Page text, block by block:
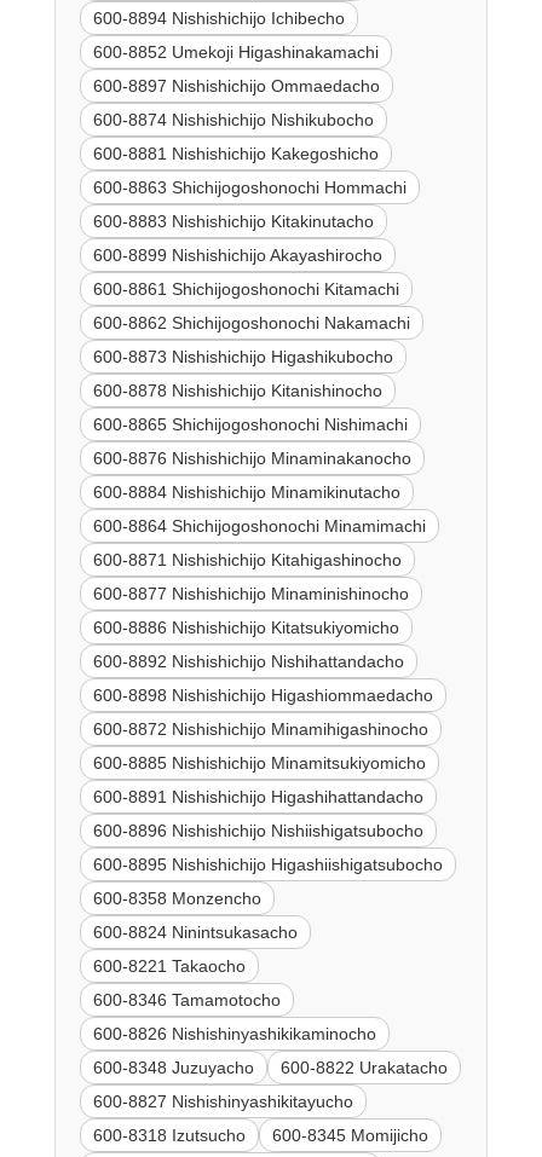
600-8894 Nishishichijo Ichibecho
600-8852 Umekoji Higashinakamachi
600-8897 Nishishichijo Ommaedacho
600-8874 Nishishichijo Nishikubocho
600-8881 Nishishichijo Kakegoshicho
600-8863 Shichijogoshonochi Hommachi
600-8883 Nishishichijo Kitakinutacho
600-8899 Nishishichijo Akayashirocho
600-8861 Shichijogoshonochi Kitamachi
600-8862 Shichijogoshonochi Nakamachi
600-8873 Nishishichijo Higashikubocho
600-8878 Nishishichijo Kitanishinocho
600-8865 Shichijogoshonochi Nishimachi
600-8876 Nishishichijo Minaminakanocho
600-8884 Nishishichijo Minamikinutacho
600-8864 Shichijogoshonochi Minamimachi
600-8871 Nishishichijo Kitahigashinocho
600-8877 Nishishichijo Minaminishinocho
600-8886 Nishishichijo Kitatsukiyomicho
600-8892 Nishishichijo Nishihattandacho
600-8898 Nishishichijo Higashiommaedacho
600-8872 Nishishichijo Minamihigashinocho
600-8885 Nishishichijo Minamitsukiyomicho
600-8891 Nishishichijo Higashihattandacho
600-8896 Nishishichijo Nishiishigatsubocho
600-8895 Nishishichijo Higashiishigatsubocho
600-8358 Monzencho
600-8824 Ninintsukasacho
600-8221 Takaocho
600-8346 Tamamotocho
600-8826 Nishishinyashikikaminocho
600-8348 Juzuyacho
600-8822 Urakatacho
600-8827 Nishishinyashikitayucho
600-8318 Izutsucho
600-8345 Momijicho